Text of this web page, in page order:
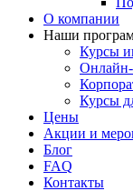
О компании
Наши
Курсы
Онлайн-
Курсы
Цены
Акции и
Блог
FAQ
Контакты